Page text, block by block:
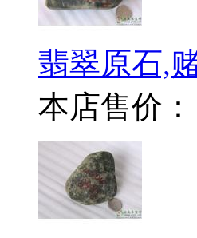
翡翠原石,
本店售价：